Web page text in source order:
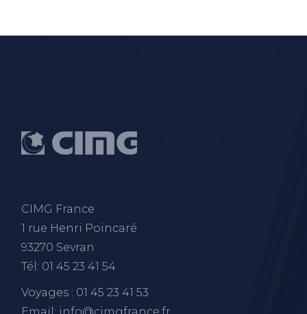
CIMG France
1 rue Henri Poincaré
93270 Sevran
Tél: 01 45 23 41 54
Voyages : 01 45 23 41 53